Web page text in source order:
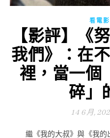
看電
【影評】《
我們》：在
裡，當一個
碎」
14 6 月,
繼《我的大叔》與《我的出走日記》之後，金牌編劇朴海